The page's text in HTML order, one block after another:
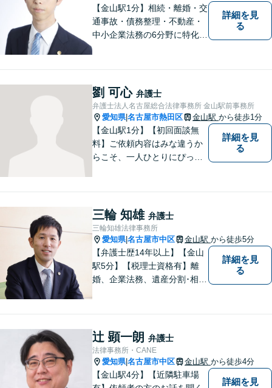
【金山駅1分】相続・離婚・交
通事故・債務整理・不動産・
中小企業法務の6分野に特化！
ーションを重視し、情報連携
を図りながら納得の解決へと
導いてまいります。
詳細を見
る
劉 可心 弁護士
弁護士法人名古屋総合法律事務所 金山駅前事務所
愛知県|名古屋市熱田区 金山駅 から徒歩1分
【金山駅1分】【初回面談無
料】ご依頼内容はみな違うか
らこそ、一人ひとりにぴった
ます。誰にも話せず抱えてき
た不安を、どうぞお聞かせく
ださい。【電話・WEB相談も
対応可能】
詳細を見
る
三輪 知雄 弁護士
三輪知雄法律事務所
愛知県|名古屋市中区 金山駅 から徒歩5分
【弁護士歴14年以上】【金山
駅5分】【税理士資格有】離
婚、企業法務、遺産分割･相続
解決。【公式LINE】連絡も便
利！お気軽にご相談くださ
い！
詳細を見
る
辻 顕一朗 弁護士
法律事務所・CANE
愛知県|名古屋市中区 金山駅 から徒歩4分
【金山駅4分】【近隣駐車場
詳細を見